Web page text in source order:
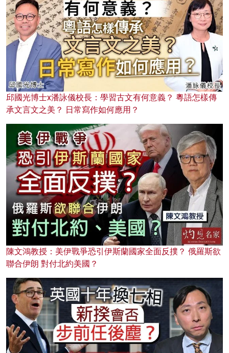
邱國光博士x潘詠儀校長：學習古文有何意義？ 粵語怎樣傳
承文言文之美？ 日常寫作如何應用？
陳文鴻教授：美伊戰爭恐引伊斯蘭國家全面反撲？ 俄羅斯欲
聯合伊朗 對付北約美國？